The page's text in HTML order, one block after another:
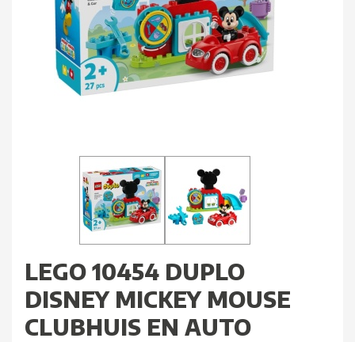
LEGO 10454 DUPLO
DISNEY MICKEY MOUSE
CLUBHUIS EN AUTO